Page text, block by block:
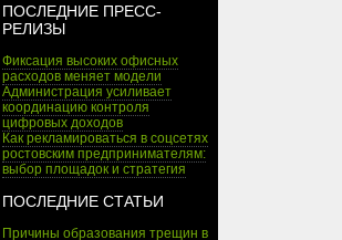
ПОСЛЕДНИЕ ПРЕСС-
РЕЛИЗЫ
Фиксация высоких офисных
расходов меняет модели
Администрация усиливает
координацию контроля
цифровых доходов
Как рекламироваться в соцсетях
ростовским предпринимателям:
выбор площадок и стратегия
ПОСЛЕДНИЕ СТАТЬИ
Причины образования трещин в